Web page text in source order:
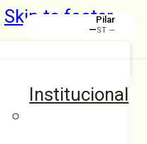
Skip to footer
Institucional
Pilar
—ST —